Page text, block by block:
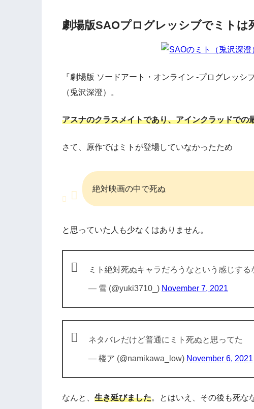
劇場版SAOプログレッシブでミトは
『劇場版 ソードアート・オンライン -プログレッ
（兎沢深澄）。
アスナのクラスメイトであり、アインクラッドでの
さて、原作ではミトが登場していなかったため
絶対映画の中で死ぬ
と思っていた人も少なくはありません。
ミト絶対死ぬキャラだろうなという感じする
— 雪 (@yuki3710_) November 7, 2021
ネタバレだけど普通にミト死ぬと思ってた
— 楼ア (@namikawa_low) November 6, 2021
なんと、 生き延びました。とはいえ、その後も死な